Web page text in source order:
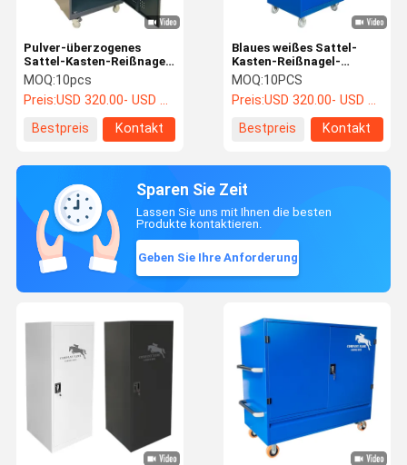
Pulver-überzogenes
Sattel-Kasten-Reißnagel-
Schließfach-
kundenspezifisches
Metallprodukte ODM
MOQ:10pcs
Preis:USD 320.00- USD 520.00
Bestpreis
Kontakt
Blaues weißes Sattel-
Kasten-Reißnagel-
Stahlschließfach für
Pferdeausrüstungs-
Speicher
MOQ:10PCS
Preis:USD 320.00- USD 520.00
Bestpreis
Kontakt
Sparen Sie Zeit
Lassen Sie uns mit Ihnen die besten
Produkte kontaktieren.
Geben Sie Ihre Anforderung